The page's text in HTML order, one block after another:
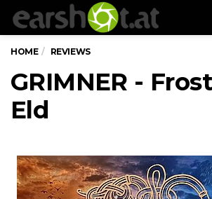
HOME REVIEWS
GRIMNER -
Eld